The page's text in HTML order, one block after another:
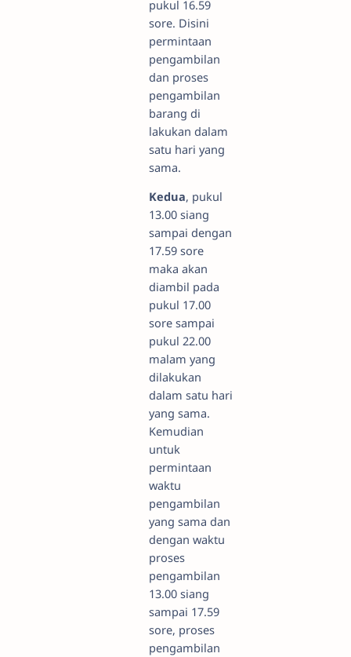
pukul 16.59
sore. Disini
permintaan
pengambilan
dan proses
pengambilan
barang di
lakukan dalam
satu hari yang
sama.
Kedua, pukul
13.00 siang
sampai dengan
17.59 sore
maka akan
diambil pada
pukul 17.00
sore sampai
pukul 22.00
malam yang
dilakukan
dalam satu hari
yang sama.
Kemudian
untuk
permintaan
waktu
pengambilan
yang sama dan
dengan waktu
proses
pengambilan
13.00 siang
sampai 17.59
sore, proses
pengambilan